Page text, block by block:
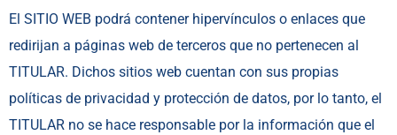
El SITIO WEB podrá contener hipervínculos o enlaces que
redirijan a páginas web de terceros que no pertenecen al
TITULAR. Dichos sitios web cuentan con sus propias
políticas de privacidad y protección de datos, por lo tanto, el
TITULAR no se hace responsable por la información que el